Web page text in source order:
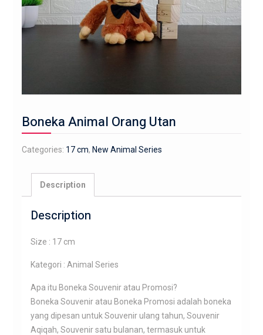
Boneka Animal Orang Utan
Categories: 17 cm, New Animal Series
Description
Description
Size : 17 cm
Kategori : Animal Series
Apa itu Boneka Souvenir atau Promosi?
Boneka Souvenir atau Boneka Promosi adalah boneka
yang dipesan untuk Souvenir ulang tahun, Souvenir
Aqiqah, Souvenir satu bulanan, termasuk untuk